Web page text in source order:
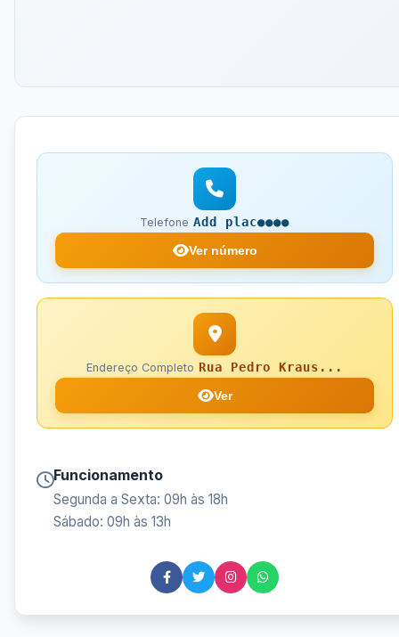
Telefone Add plac●●●●
Ver número
Endereço Completo Rua Pedro Kraus...
Ver
Funcionamento
Segunda a Sexta: 09h às 18h
Sábado: 09h às 13h